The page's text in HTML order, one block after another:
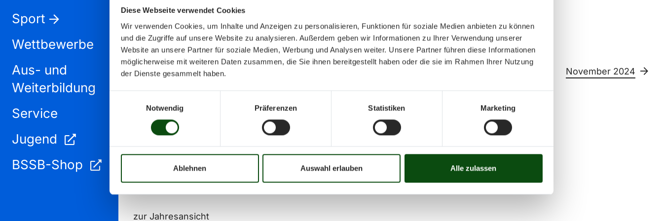
Diese Webseite verwendet Cookies
Wir verwenden Cookies, um Inhalte und Anzeigen zu personalisieren, Funktionen für soziale Medien anbieten zu können
und die Zugriffe auf unsere Website zu analysieren. Außerdem geben wir Informationen zu Ihrer Verwendung unserer
Website an unsere Partner für soziale Medien, Werbung und Analysen weiter. Unsere Partner führen diese Informationen
möglicherweise mit weiteren Daten zusammen, die Sie ihnen bereitgestellt haben oder die sie im Rahmen Ihrer Nutzung
der Dienste gesammelt haben.
Notwendig
Präferenzen Statistiken Marketing
Ablehnen Auswahl erlauben Alle zulassen
Sport
Wettbewerbe
Aus- und
Weiterbildung
Service
Jugend
BSSB-Shop
September 2024 November 2024
Oktober 2024
Mo Do Sa
02 03 07 08 13 14
16 17 18 19 20 21 22 23 24 25 26 27 28 29 30
31
zur Jahresansicht